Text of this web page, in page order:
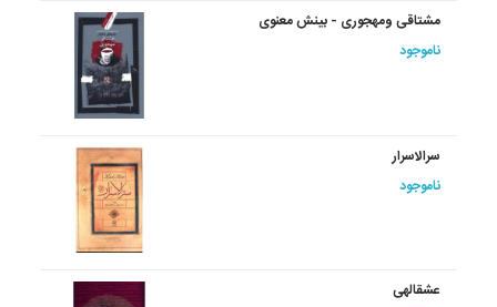
مشتاقی‏ ومهجوری‏ - بینش معنوی
ناموجود
سرالاسرار
ناموجود
عشق‏الهی‏